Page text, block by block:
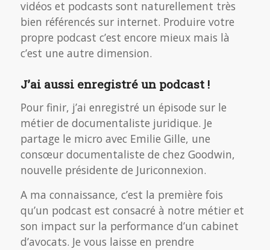
vidéos et podcasts sont naturellement très
bien référencés sur internet. Produire votre
propre podcast c’est encore mieux mais là
c’est une autre dimension.
J’ai aussi enregistré un podcast !
Pour finir, j’ai enregistré un épisode sur le
métier de documentaliste juridique. Je
partage le micro avec Emilie Gille, une
consœur documentaliste de chez Goodwin,
nouvelle présidente de Juriconnexion.
A ma connaissance, c’est la première fois
qu’un podcast est consacré à notre métier et
son impact sur la performance d’un cabinet
d’avocats. Je vous laisse en prendre